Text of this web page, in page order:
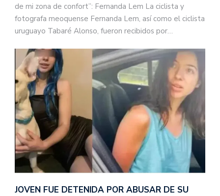
de mi zona de confort”: Fernanda Lem La ciclista y
fotografa meoquense Fernanda Lem, así como el ciclista
uruguayo Tabaré Alonso, fueron recibidos por…
JOVEN FUE DETENIDA POR ABUSAR DE SU